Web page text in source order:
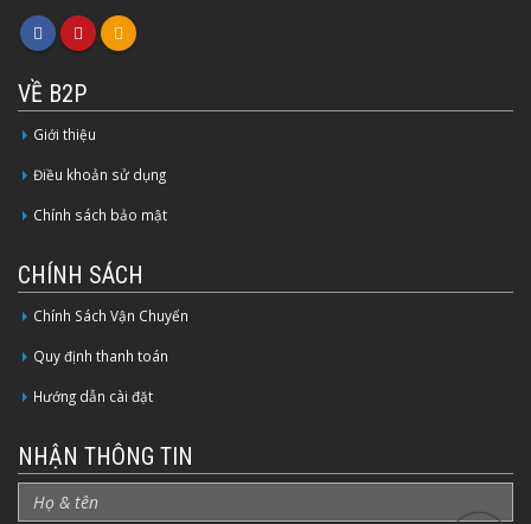
VỀ B2P
Giới thiệu
Điều khoản sử dụng
Chính sách bảo mật
CHÍNH SÁCH
Chính Sách Vận Chuyển
Quy định thanh toán
Hướng dẫn cài đặt
NHẬN THÔNG TIN